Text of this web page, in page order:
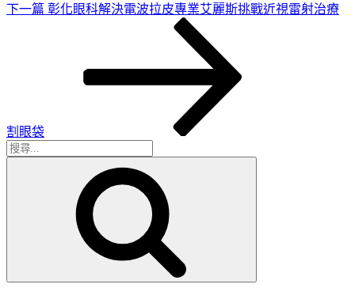
下
下一篇 彰化眼科解決電波拉皮專業艾麗斯挑戰近視雷射治療
割眼袋
搜